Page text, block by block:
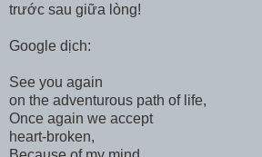
trước sau giữa lòng!
Google dịch:
See you again
on the adventurous path of life,
Once again we accept
heart-broken,